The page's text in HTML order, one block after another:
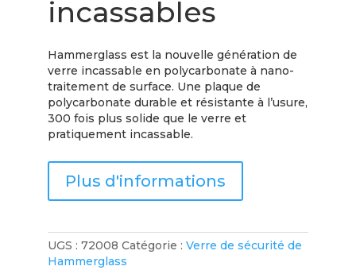
incassables
Hammerglass est la nouvelle génération de
verre incassable en polycarbonate à nano-
traitement de surface. Une plaque de
polycarbonate durable et résistante à l’usure,
300 fois plus solide que le verre et
pratiquement incassable.
Plus d'informations
UGS : 72008 Catégorie : Verre de sécurité de
Hammerglass